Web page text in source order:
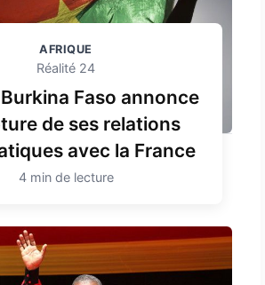
AFRIQUE
Réalité 24
Faso annonce
de ses relations
avec la France
4 min de lecture